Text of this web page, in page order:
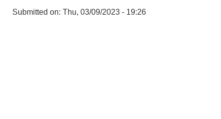
Submitted on: Thu, 03/09/2023 - 19:26